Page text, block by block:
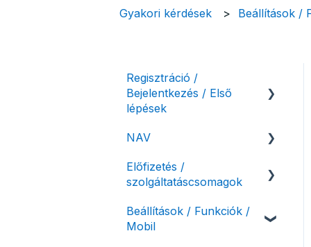
Gyakori kérdések Beállítások /
Regisztráció /
Bejelentkezés / Első
lépések
Felhasználó beállításai
Számlázási fiók kezdő
beállításai, első lépések
NAV
NAV online
adatszolgáltatás
Adóhatósági ellenőrzés
adatszolgáltatás
Előfizetés /
szolgáltatáscsomagok
Szolgáltatáscsomag
kiválasztása
Beállítások / Funkciók /
Mobil